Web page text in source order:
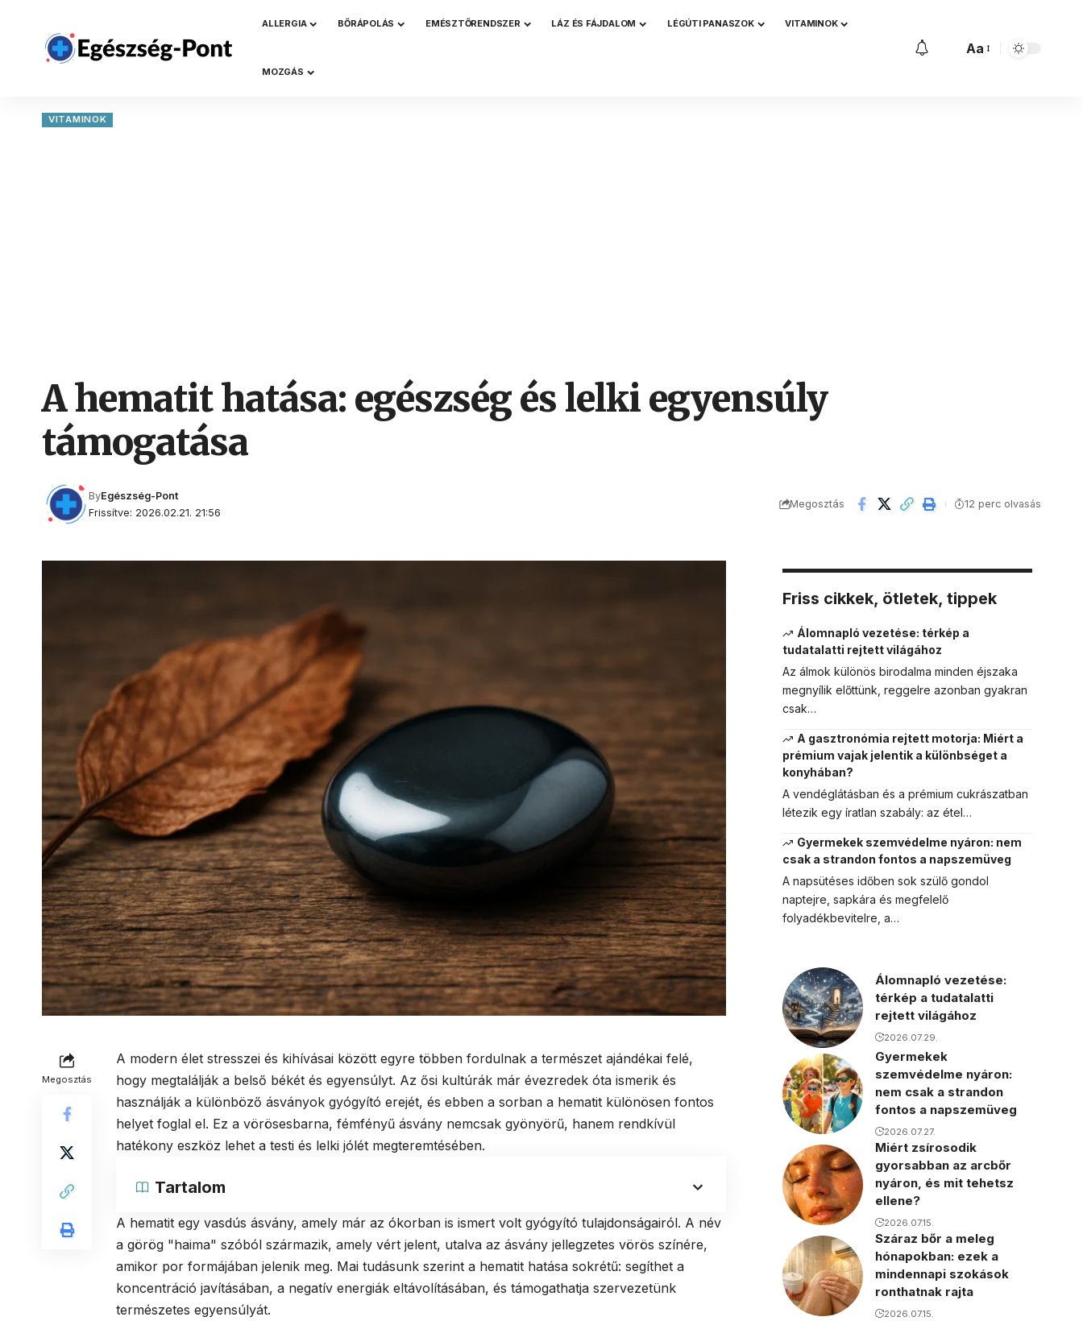
ALLERGIA BŐRÁPOLÁS EMÉSZTŐRENDSZER LÁZ ÉS FÁJDALOM LÉGÚTI PANASZOK VITAMINOK
MOZGÁS
Aa
VITAMINOK
A hematit hatása: egészség és lelki egyensúly
támogatása
Frissítve: 2026.02.21. 21:56
ByEgészség-Pont
Megosztás 12 perc olvasás
Megosztás
A modern élet stresszei és kihívásai között egyre többen fordulnak a természet ajándékai felé,
hogy megtalálják a belső békét és egyensúlyt. Az ősi kultúrák már évezredek óta ismerik és
használják a különböző ásványok gyógyító erejét, és ebben a sorban a hematit különösen fontos
helyet foglal el. Ez a vörösesbarna, fémfényű ásvány nemcsak gyönyörű, hanem rendkívül
hatékony eszköz lehet a testi és lelki jólét megteremtésében.
Tartalom
A hematit egy vasdús ásvány, amely már az ókorban is ismert volt gyógyító tulajdonságairól. A név
a görög "haima" szóból származik, amely vért jelent, utalva az ásvány jellegzetes vörös színére,
amikor por formájában jelenik meg. Mai tudásunk szerint a hematit hatása sokrétű: segíthet a
koncentráció javításában, a negatív energiák eltávolításában, és támogathatja szervezetünk
természetes egyensúlyát.
Friss cikkek, ötletek, tippek
Álomnapló vezetése: térkép a
tudatalatti rejtett világához
Az álmok különös birodalma minden éjszaka
megnyílik előttünk, reggelre azonban gyakran
csak…
A gasztronómia rejtett motorja: Miért a
prémium vajak jelentik a különbséget a
konyhában?
A vendéglátásban és a prémium cukrászatban
létezik egy íratlan szabály: az étel…
Gyermekek szemvédelme nyáron: nem
csak a strandon fontos a napszemüveg
A napsütéses időben sok szülő gondol
naptejre, sapkára és megfelelő
folyadékbevitelre, a…
Álomnapló vezetése:
térkép a tudatalatti
rejtett világához
2026.07.29.
Gyermekek
szemvédelme nyáron:
nem csak a strandon
fontos a napszemüveg
2026.07.27.
Miért zsírosodik
gyorsabban az arcbőr
nyáron, és mit tehetsz
ellene?
2026.07.15.
Száraz bőr a meleg
hónapokban: ezek a
mindennapi szokások
ronthatnak rajta
2026.07.15.